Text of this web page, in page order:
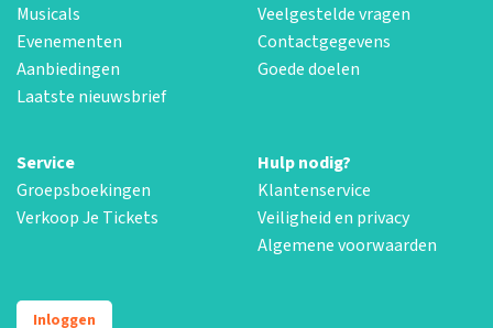
Musicals
Evenementen
Aanbiedingen
Laatste nieuwsbrief
Veelgestelde vragen
Contactgegevens
Goede doelen
Service
Groepsboekingen
Verkoop Je Tickets
Hulp nodig?
Klantenservice
Veiligheid en privacy
Algemene voorwaarden
Inloggen